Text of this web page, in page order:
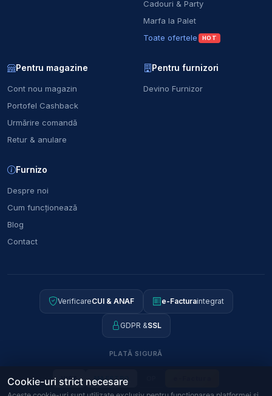
Cadouri & Party
Marfa la Palet
Toate ofertele
HOT
Pentru magazine
Cont nou magazin
Portofel Cashback
Urmărire comandă
Retur & anulare
Pentru furnizori
Devino Furnizor
Furnizo
Despre noi
Cum funcționează
Blog
Contact
VerificareCUI & ANAF e-Facturaintegrat
GDPR &SSL
PLATĂ SIGURĂ
VISA MAESTRO
Cookie-uri strict necesare